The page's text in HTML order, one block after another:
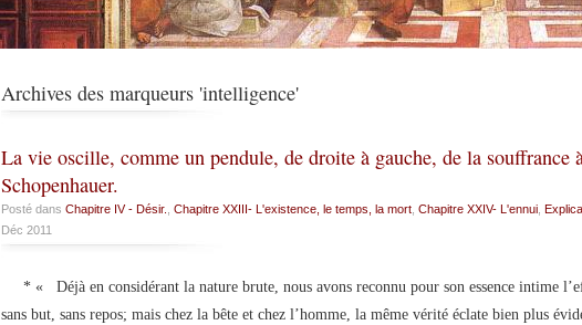
Archives des marqueurs 'intelligence'
La vie oscille, comme un pendule, de droite à gauche, de la souffrance
Schopenhauer.
Posté dans Chapitre IV - Désir., Chapitre XXIII- L'existence, le temps, la mort, Chapitre XXIV- L'ennui,
Déc 2011
* « Déjà en considérant la nature brute, nous avons reconnu pour son essence intime
sans but, sans repos; mais chez la bête et chez l’homme, la même vérité éclate bien plus